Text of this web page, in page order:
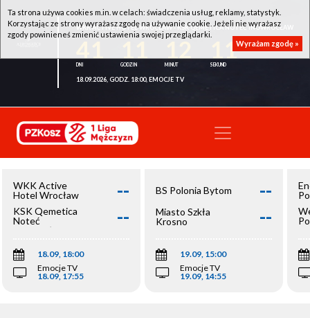
WKK ACTIVE HOTEL WROCŁAW - KSK QEMETICA NOTEĆ INOWROCŁAW
11
18.09.2026, GODZ. 18:00, EMOCJE TV
WKK Active
Hotel Wrocław
--
KSK Qemetica
Noteć
Inowrocław
--
18.09, 18:00
Emocje TV
18.09, 17:55
BS Polonia Bytom --
Miasto Szkła
Krosno
--
19.09, 15:00
Emocje TV
19.09, 14:55
Ta strona używa cookies m.in. w celach: świadczenia usług, reklamy, statystyk.
Korzystając ze strony wyrażasz zgodę na używanie cookie. Jeżeli nie wyrażasz
zgody powinieneś zmienić ustawienia swojej przeglądarki.
Wyrażam zgodę »